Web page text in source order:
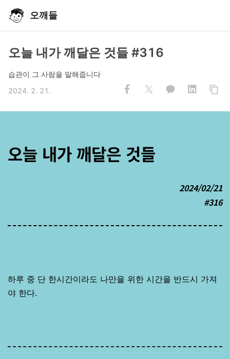
오깨들
오늘 내가 깨달은 것들 #316
습관이 그 사람을 말해줍니다
2024. 2. 21.
오늘 내가 깨달은 것들
2024/02/21
#316
하루 중 단 한시간이라도 나만을 위한 시간을 반드시 가져
야 한다.